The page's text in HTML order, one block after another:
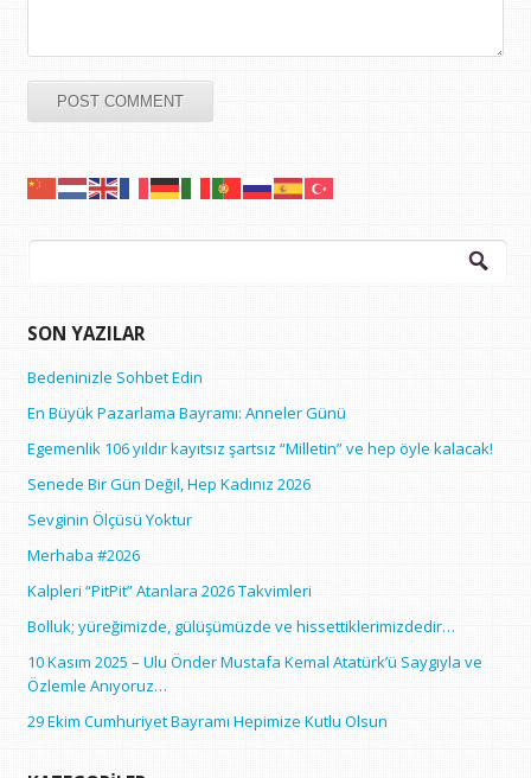
Arama:
SON YAZILAR
Bedeninizle Sohbet Edin
En Büyük Pazarlama Bayramı: Anneler Günü
Egemenlik 106 yıldır kayıtsız şartsız “Milletin” ve hep öyle kalacak!
Senede Bir Gün Değil, Hep Kadınız 2026
Sevginin Ölçüsü Yoktur
Merhaba #2026
Kalpleri “PitPit” Atanlara 2026 Takvimleri
Bolluk; yüreğimizde, gülüşümüzde ve hissettiklerimizdedir…
10 Kasım 2025 – Ulu Önder Mustafa Kemal Atatürk’ü Saygıyla ve
Özlemle Anıyoruz…
29 Ekim Cumhuriyet Bayramı Hepimize Kutlu Olsun